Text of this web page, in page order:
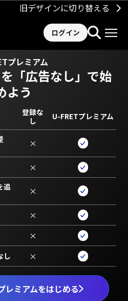
旧デザインに切り替える
ログイン
プレミアム
「広告なし」で始
よう
レミアムをはじめる
登録な
し
U-FRETプレミアム
×
×
追
×
×
×
し ×